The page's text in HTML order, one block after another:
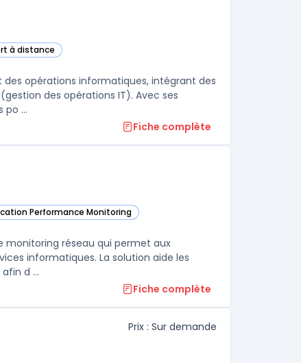
à distance
catégorie
opérations informatiques, intégrant des
des opérations IT). Avec ses
po ...
Fiche complète
Performance Monitoring
catégorie
monitoring réseau qui permet aux
informatiques. La solution aide les
d ...
Fiche complète
Prix : Sur demande